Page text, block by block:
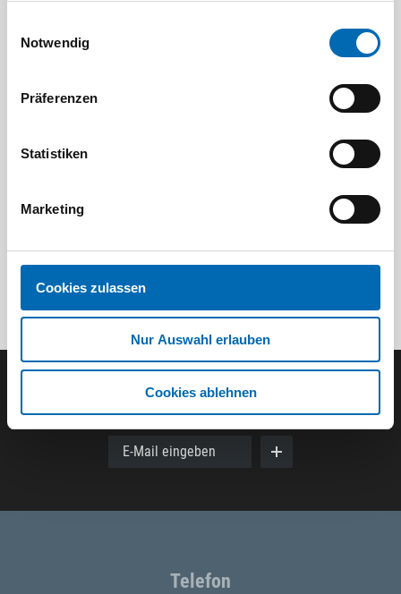
Notwendig
Präferenzen
Statistiken
Marketing
Cookies zulassen
Nur Auswahl erlauben
Cookies ablehnen
Bit-
Artikel-Nr.
Der ODÖRFER Newsletter
E-Mail eingeben
Telefon